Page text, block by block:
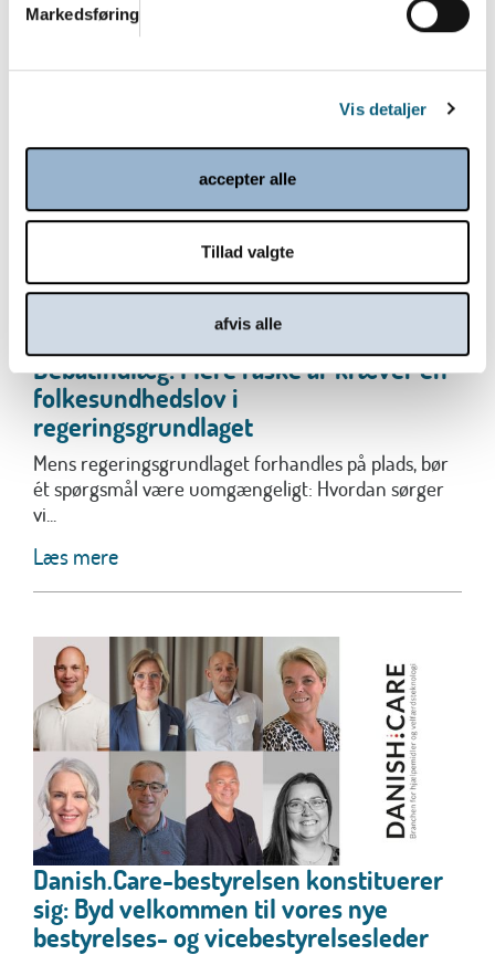
Markedsføring
Vis detaljer
accepter alle
Tillad valgte
afvis alle
Debatindlæg: Flere raske år kræver en
folkesundhedslov i
regeringsgrundlaget
Mens regeringsgrundlaget forhandles på plads, bør
ét spørgsmål være uomgængeligt: Hvordan sørger
vi...
Læs mere
Danish.Care-bestyrelsen konstituerer
sig: Byd velkommen til vores nye
bestyrelses- og vicebestyrelsesleder